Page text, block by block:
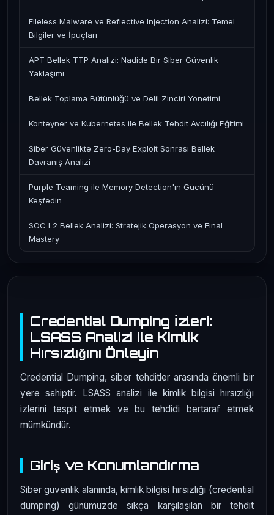
Credential Dumping İzleri:
LSASS Analizi ile Kimlik
Hırsızlığını Önleyin
Credential Dumping, siber tehditler arasında önemli bir
yere sahiptir. LSASS analizi ile kimlik bilgisi hırsızlığı
izlerini tespit etmek ve bu tehdidi bertaraf etmek
mümkündür.
Giriş ve Konumlandırma
Siber güvenlik alanında, kimlik bilgisi hırsızlığı (credential
dumping) günümüzde sıkça karşılaşılan bir tehdit
Fileless Malware ve Reflective Injection Analizi: Temel
Bilgiler ve İpuçları
APT Bellek TTP Analizi: Nadide Bir Siber Güvenlik
Yaklaşımı
Bellek Toplama Bütünlüğü ve Delil Zinciri Yönetimi
Konteyner ve Kubernetes ile Bellek Tehdit Avcılığı Eğitimi
Siber Güvenlikte Zero-Day Exploit Sonrası Bellek
Davranış Analizi
Purple Teaming ile Memory Detection'ın Gücünü
Keşfedin
SOC L2 Bellek Analizi: Stratejik Operasyon ve Final
Mastery